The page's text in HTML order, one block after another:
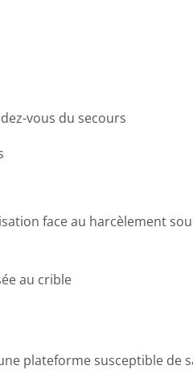
vous du secours
face au harcèlement
au crible
plateforme susceptible de